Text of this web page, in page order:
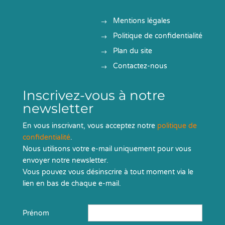
Mentions légales
Politique de confidentialité
Plan du site
Contactez-nous
Inscrivez-vous à notre
newsletter
En vous inscrivant, vous acceptez notre politique de
confidentialité.
Nous utilisons votre e-mail uniquement pour vous
envoyer notre newsletter.
Vous pouvez vous désinscrire à tout moment via le
lien en bas de chaque e-mail.
Prénom